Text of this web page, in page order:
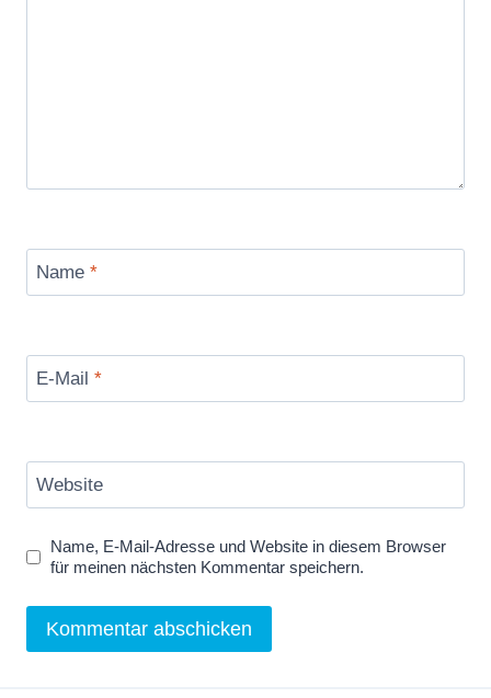
Name *
E-Mail *
Website
Name, E-Mail-Adresse und Website in diesem Browser
für meinen nächsten Kommentar speichern.